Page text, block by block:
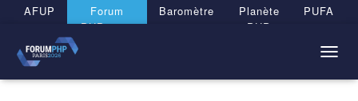
AFUP
Forum
PHP 2026
Baromètre
Planète
PHP
PUFA
O
Panneau de gestion des cookies